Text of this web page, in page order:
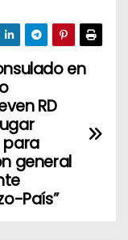
en
RD
para
general
País”